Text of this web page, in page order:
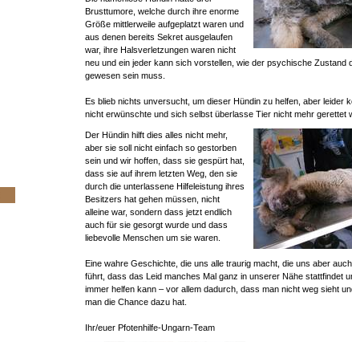
Brusttumore, welche durch ihre enorme
Größe mittlerweile aufgeplatzt waren und
aus denen bereits Sekret ausgelaufen
war, ihre Halsverletzungen waren nicht
neu und ein jeder kann sich vorstellen, wie der psychische Zustand
gewesen sein muss.
Es blieb nichts unversucht, um dieser Hündin zu helfen, aber leider
nicht erwünschte und sich selbst überlasse Tier nicht mehr gerettet
Der Hündin hilft dies alles nicht mehr,
aber sie soll nicht einfach so gestorben
sein und wir hoffen, dass sie gespürt hat,
dass sie auf ihrem letzten Weg, den sie
durch die unterlassene Hilfeleistung ihres
Besitzers hat gehen müssen, nicht
alleine war, sondern dass jetzt endlich
auch für sie gesorgt wurde und dass
liebevolle Menschen um sie waren.
Eine wahre Geschichte, die uns alle traurig macht, die uns aber
führt, dass das Leid manches Mal ganz in unserer Nähe stattfindet
immer helfen kann – vor allem dadurch, dass man nicht weg sieht
man die Chance dazu hat.
Ihr/euer Pfotenhilfe-Ungarn-Team